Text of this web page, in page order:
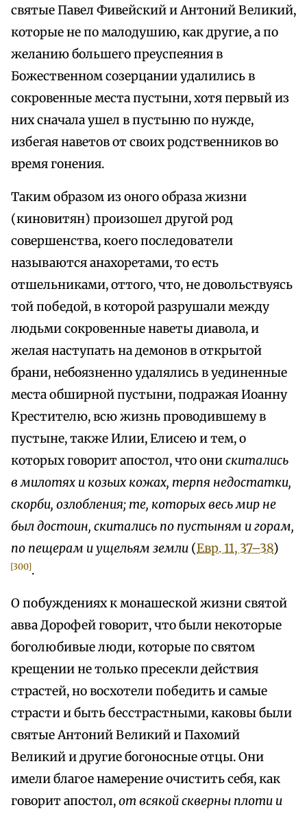
святые Павел Фивейский и Антоний Великий,
которые не по малодушию, как другие, а по
желанию большего преуспеяния в
Божественном созерцании удалились в
сокровенные места пустыни, хотя первый из
них сначала ушел в пустыню по нужде,
избегая наветов от своих родственников во
время гонения.
Таким образом из оного образа жизни
(киновитян) произошел другой род
совершенства, коего последователи
называются анахоретами, то есть
отшельниками, оттого, что, не довольствуясь
той победой, в которой разрушали между
людьми сокровенные наветы диавола, и
желая наступать на демонов в открытой
брани, небоязненно удалялись в уединенные
места обширной пустыни, подражая Иоанну
Крестителю, всю жизнь проводившему в
пустыне, также Илии, Елисею и тем, о
которых говорит апостол, что онискитались
в милотях и козьих кожах, терпя недостатки,
скорби, озлобления; те, которых весь мир не
был достоин, скитались по пустыням и горам,
по пещерам и ущельям земли (Евр. 11, 37–38)
[300].
О побуждениях к монашеской жизни святой
авва Дорофей говорит, что были некоторые
боголюбивые люди, которые по святом
крещении не только пресекли действия
страстей, но восхотели победить и самые
страсти и быть бесстрастными, каковы были
святые Антоний Великий и Пахомий
Великий и другие богоносные отцы. Они
имели благое намерение очистить себя, как
говорит апостол,от всякой скверны плоти и